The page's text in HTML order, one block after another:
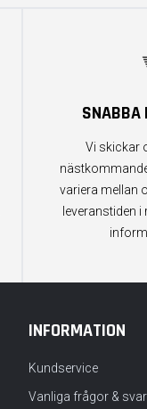
SNABBA
Vi skickar
variera mellan
leveranstiden
INFORMATION
Kundservice
Vanliga frågor & svar